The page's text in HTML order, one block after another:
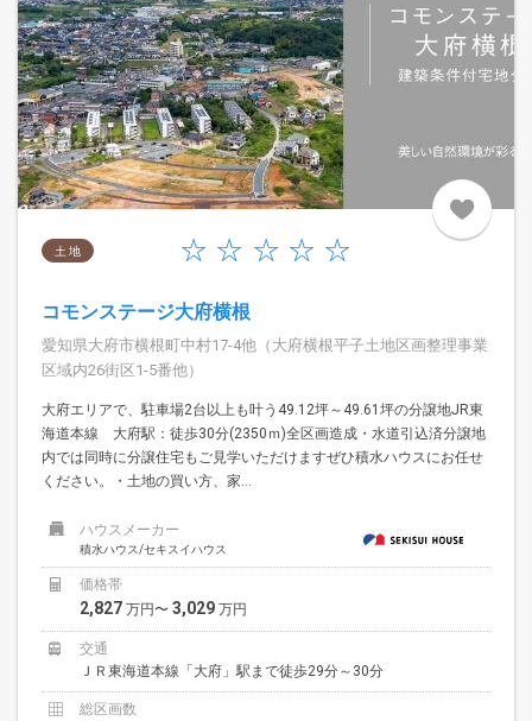
土 地
コモンステージ大府横根
愛知県大府市横根町中村17-4他（大府横根平子土地区画整理事業
区域内26街区1-5番他）
大府エリアで、駐車場2台以上も叶う49.12坪～49.61坪の分譲地JR東
海道本線 大府駅：徒歩30分(2350ｍ)全区画造成・水道引込済分譲地
内では同時に分譲住宅もご見学いただけますぜひ積水ハウスにお任せ
ください。・土地の買い方、家...
ハウスメーカー
積水ハウス/セキスイハウス
価格帯
2,827 万円〜 3,029 万円
交通
ＪＲ東海道本線「大府」駅まで徒歩29分～30分
総区画数